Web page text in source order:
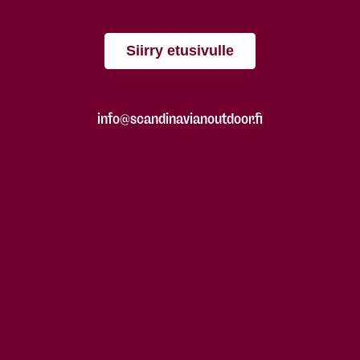
Siirry etusivulle
info@scandinavianoutdoor.fi